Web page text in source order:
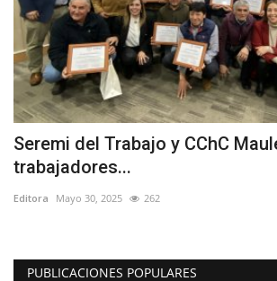
Tribunales
Deporte
Política
Espectáculos
Seremi del Trabajo y CChC
trabajadores...
Editora Mayo 30, 2025 262
PUBLICACIONES POPULARES